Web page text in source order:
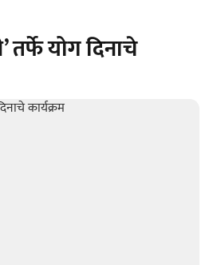
तर्फे योग दिनाचे